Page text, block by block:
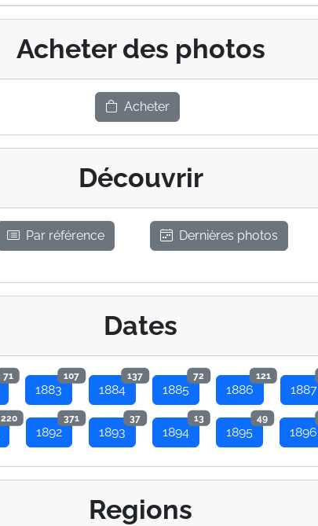
Acheter des photos
Acheter
Découvrir
Par référence Dernières photos
Dates
71
1883
107
1884
137
1885
72
1886
121
1887
220
1892
371
1893
37
1894
13
1895
49
1896
Regions